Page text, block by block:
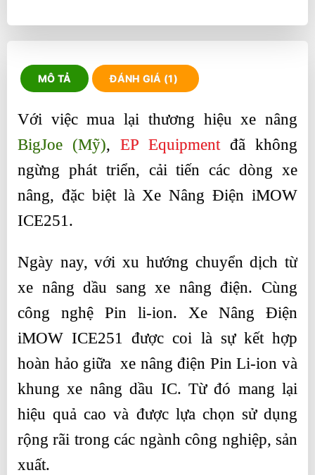
MÔ TẢ ĐÁNH GIÁ (1)
Với việc mua lại thương hiệu xe nâng
BigJoe (Mỹ), EP Equipmentđã không
ngừng phát triển, cải tiến các dòng xe
nâng, đặc biệt là Xe Nâng Điện iMOW
ICE251.
Ngày nay, với xu hướng chuyển dịch từ
xe nâng dầu sang xe nâng điện. Cùng
công nghệ Pin li-ion. Xe Nâng Điện
iMOW ICE251 được coi là sự kết hợp
hoàn hảo giữa xe nâng điện Pin Li-ion và
khung xe nâng dầu IC. Từ đó mang lại
hiệu quả cao và được lựa chọn sử dụng
rộng rãi trong các ngành công nghiệp, sản
xuất.